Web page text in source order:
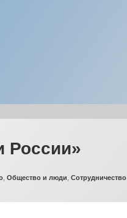
России»
Общество и люди Сотрудничество